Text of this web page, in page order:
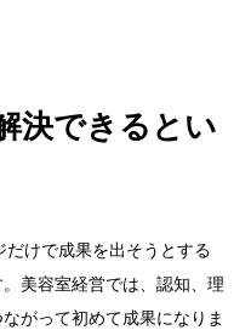
決できるとい
けで成果を出そうとする
美容室経営では、認知、理
がって初めて成果になりま